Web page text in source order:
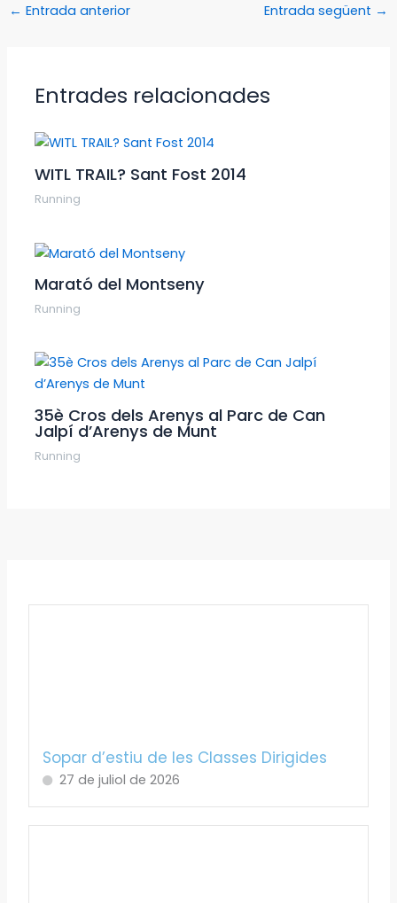
← Entrada anterior Entrada següent →
Entrades relacionades
WITL TRAIL? Sant Fost 2014
Running
Marató del Montseny
Running
35è Cros dels Arenys al Parc de Can
Jalpí d’Arenys de Munt
Running
Sopar d’estiu de les Classes Dirigides
27 de juliol de 2026